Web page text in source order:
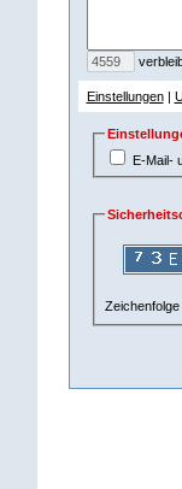
Einstellungen|
E-Mail-